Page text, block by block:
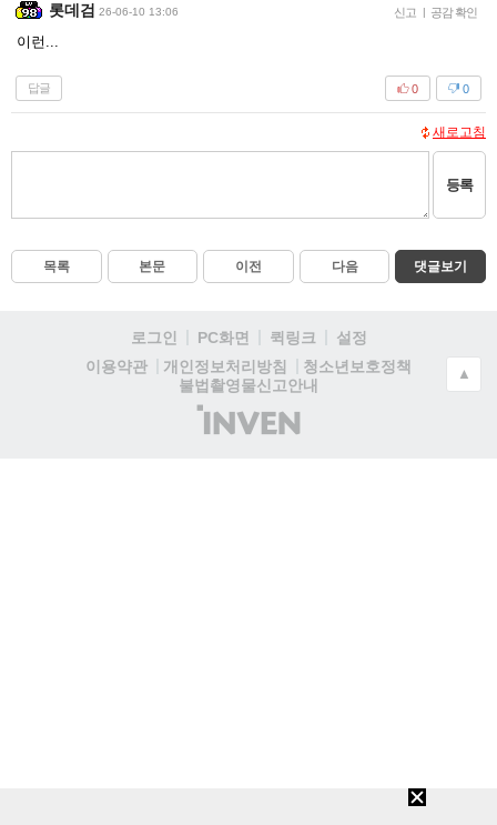
롯데검 26-06-10 13:06 신고 | 공감 확인
이런...
답글 0
0
새로고침
등록
목록 본문 이전 다음 댓글보기
로그인 PC화면 퀵링크
설정
이용약관
개인정보처리방침
청소년보호정책
불법촬영물신고안내
(주)
인
▲